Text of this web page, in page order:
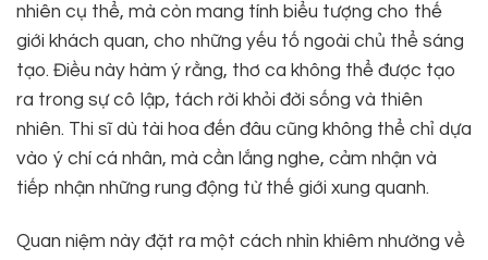
nhiên cụ thể, mà còn mang tính biểu tượng cho thế
giới khách quan, cho những yếu tố ngoài chủ thể sáng
tạo. Điều này hàm ý rằng, thơ ca không thể được tạo
ra trong sự cô lập, tách rời khỏi đời sống và thiên
nhiên. Thi sĩ dù tài hoa đến đâu cũng không thể chỉ dựa
vào ý chí cá nhân, mà cần lắng nghe, cảm nhận và
tiếp nhận những rung động từ thế giới xung quanh.
Quan niệm này đặt ra một cách nhìn khiêm nhường về